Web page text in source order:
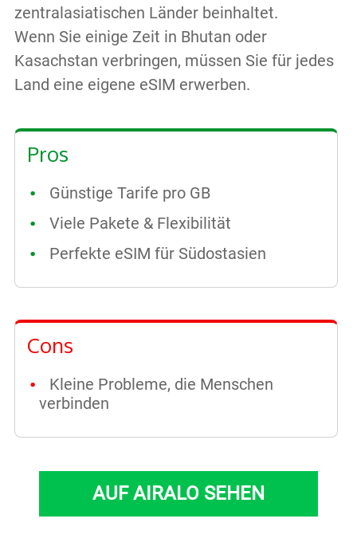
zentralasiatischen Länder beinhaltet.
Wenn Sie einige Zeit in Bhutan oder
Kasachstan verbringen, müssen Sie für jedes
Land eine eigene eSIM erwerben.
Pros
Günstige Tarife pro GB
Viele Pakete & Flexibilität
Perfekte eSIM für Südostasien
Cons
Kleine Probleme, die Menschen
verbinden
AUF AIRALO SEHEN